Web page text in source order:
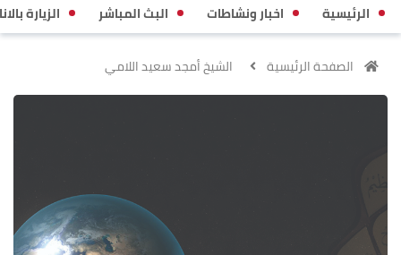
الرئيسية اخبار ونشاطات البث المباشر الزيارة
الصفحة الرئيسية الشيخ أمجد سعيد اللامي